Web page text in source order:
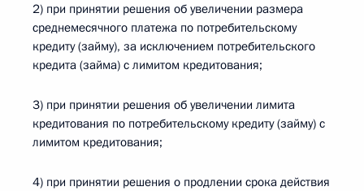
2) при принятии решения об увеличении размера
среднемесячного платежа по потребительскому
кредиту (займу), за исключением потребительского
кредита (займа) с лимитом кредитования;
3) при принятии решения об увеличении лимита
кредитования по потребительскому кредиту (займу) с
лимитом кредитования;
4) при принятии решения о продлении срока действия